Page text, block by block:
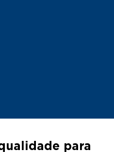
para